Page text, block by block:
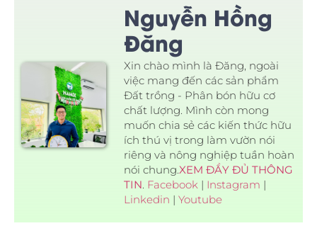
Nguyễn Hồng
Đăng
Xin chào mình là Đăng, ngoài
việc mang đến các sản phẩm
Đất trồng - Phân bón hữu cơ
chất lượng. Mình còn mong
muốn chia sẻ các kiến thức hữu
ích thú vị trong làm vườn nói
riêng và nông nghiệp tuần hoàn
nói chung.XEM ĐẦY ĐỦ THÔNG
TIN. Facebook | Instagram |
Linkedin | Youtube